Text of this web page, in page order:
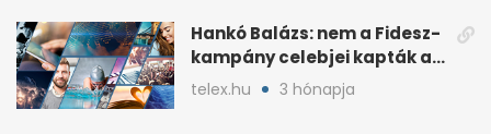
Hankó Balázs: nem a Fidesz-
kampány celebjei kapták az
NKA-milliárdokat
telex.hu 3 hónapja